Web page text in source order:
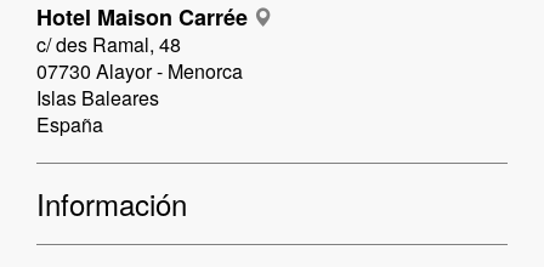
Hotel Maison Carrée
c/ des Ramal, 48
07730 Alayor - Menorca
Islas Baleares
España
Información